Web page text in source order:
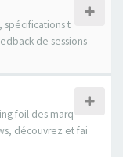
spécifications t
de sessions
foil des marq
découvrez et fai